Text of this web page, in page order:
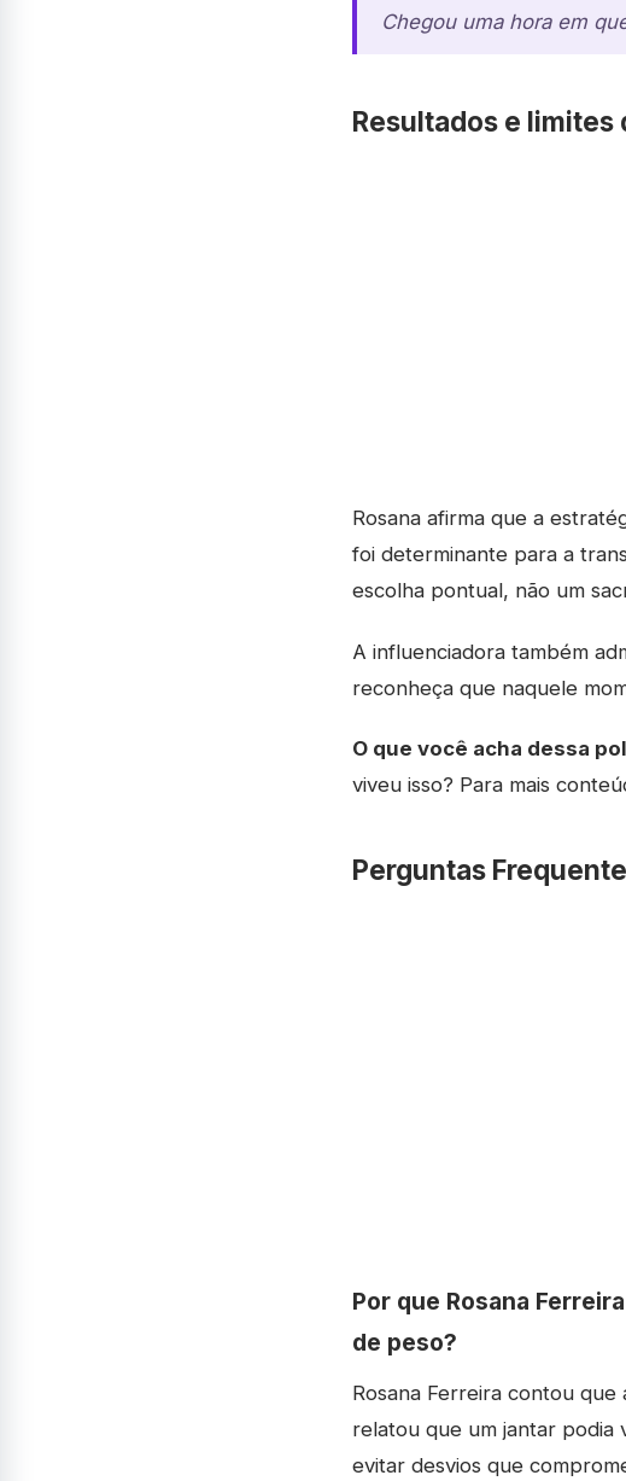
Chegou uma hora em
Resultados e limites
Rosana afirma que a
foi determinante para a
escolha pontual, não um
A influenciadora também
reconheça que naquele
O que você acha dessa
viveu isso? Para mais
Perguntas
Por que Rosana
de peso?
Rosana Ferreira contou
relatou que um jantar podia
evitar desvios que